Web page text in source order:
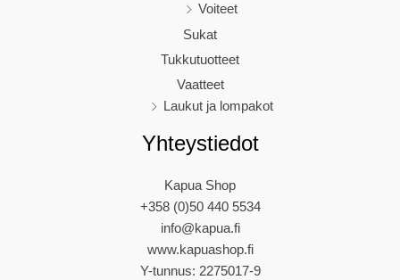
Voiteet
Sukat
Tukkutuotteet
Vaatteet
Laukut ja lompakot
Yhteystiedot
Kapua Shop
+358 (0)50 440 5534
info@kapua.fi
www.kapuashop.fi
Y-tunnus: 2275017-9